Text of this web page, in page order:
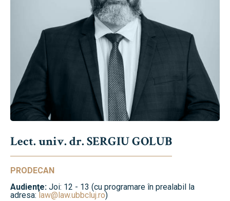
Lect. univ. dr. SERGIU GOLUB
PRODECAN
Audienţe: Joi: 12 - 13 (cu programare în prealabil la
adresa:law@law.ubbcluj.ro)